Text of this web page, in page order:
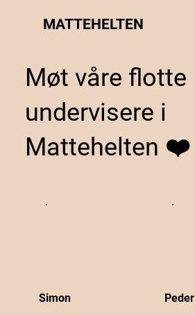
MATTEHELTEN
Møt våre flotte
undervisere i
Mattehelten ❤️
Simon Peder